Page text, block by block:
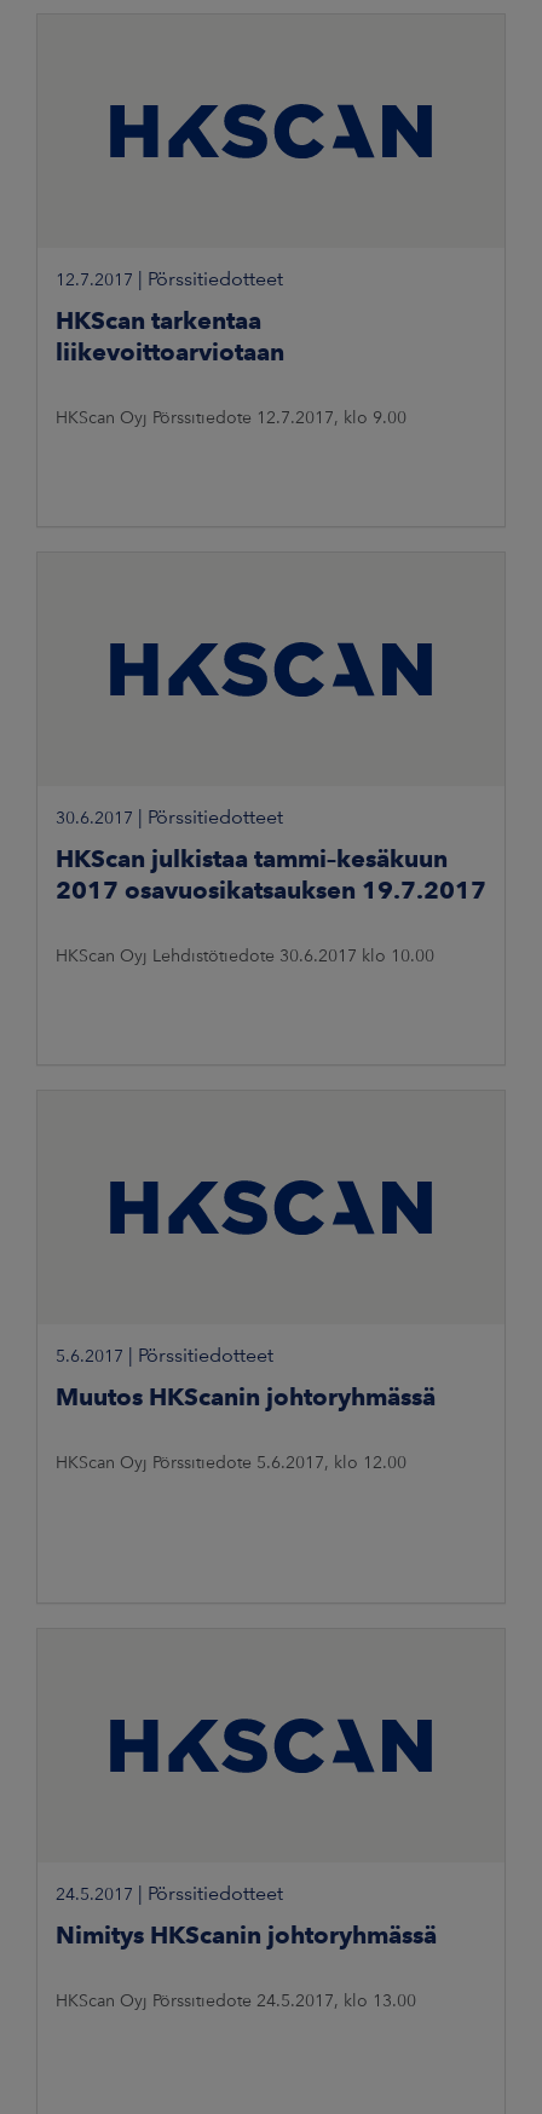
12.7.2017 Pörssitiedotteet
HKScan tarkentaa
liikevoittoarviotaan
HKScan Oyj Pörssitiedote 12.7.2017, klo 9.00
30.6.2017 Pörssitiedotteet
HKScan julkistaa tammi–kesäkuun
2017 osavuosikatsauksen 19.7.2017
HKScan Oyj Lehdistötiedote 30.6.2017 klo 10.00
5.6.2017 Pörssitiedotteet
Muutos HKScanin johtoryhmässä
HKScan Oyj Pörssitiedote 5.6.2017, klo 12.00
24.5.2017 Pörssitiedotteet
Nimitys HKScanin johtoryhmässä
HKScan Oyj Pörssitiedote 24.5.2017, klo 13.00